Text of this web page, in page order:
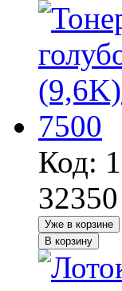
Код:
32350
Уже в корзине
В корзину